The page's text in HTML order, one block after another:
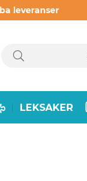
leveranser
LEKSAKER